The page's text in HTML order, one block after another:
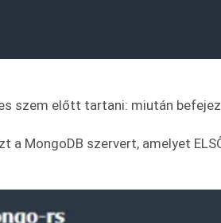
szem előtt tartani: miután
MongoDB szervert, amelyet